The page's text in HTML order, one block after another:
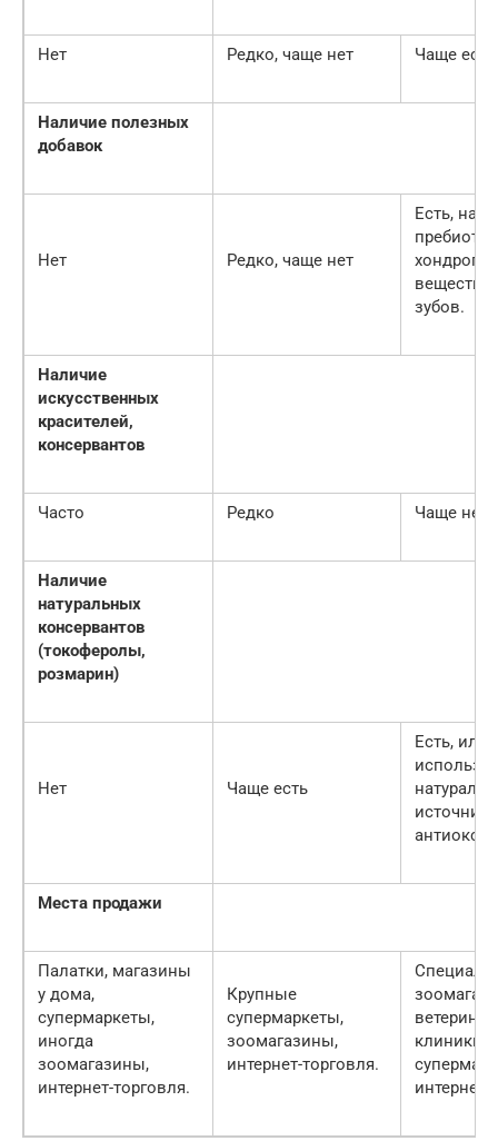
Нет Редко, чаще нет Чаще есть
Наличие полезных
добавок
Нет Редко, чаще нет
Есть,
зубов.
Наличие
искусственных
красителей,
консервантов
Часто Редко Чаще нет
Наличие
натуральных
консервантов
(токоферолы,
розмарин)
Нет Чаще есть
Есть, или
источники
Места продажи
Палатки, магазины
у дома,
супермаркеты,
иногда
зоомагазины,
интернет-торговля.
Крупные
супермаркеты,
зоомагазины,
интернет-торговля.
клиники,
интернет-